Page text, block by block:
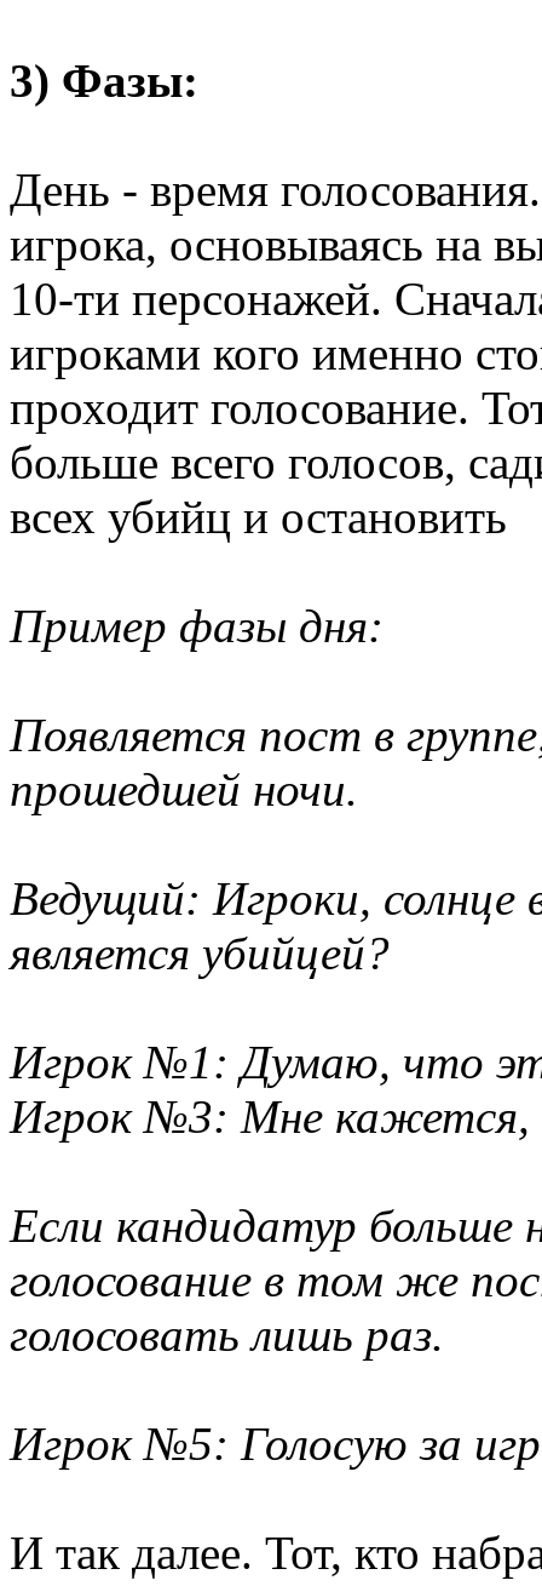
3) Фазы:
День - время
игрока, основываясь на
10-ти персонажей.
игроками кого именно
проходит голосование.
больше всего голосов,
всех убийц и остановить
Пример фазы дня:
Появляется пост в
прошедшей ночи.
Ведущий: Игроки,
является убийцей?
Игрок №1: Думаю, что
Игрок №3: Мне
Если кандидатур больше
голосование в том же
голосовать лишь раз.
Игрок №5: Голосую за
И так далее. Тот, кто